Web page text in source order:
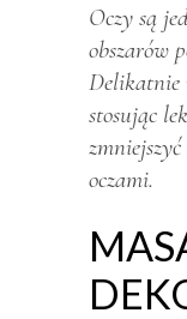
Oczy są
obszarów
Delikatnie
stosując
oczami.